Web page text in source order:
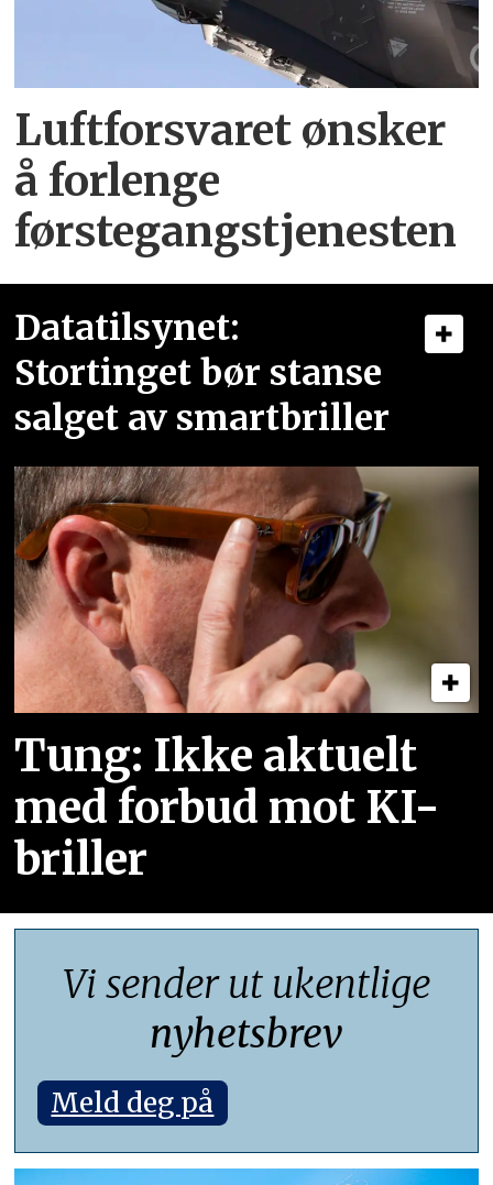
Luftforsvaret ønsker
å forlenge
førstegangstjenesten
Datatilsynet:
Stortinget bør stanse
salget av smartbriller
Tung: Ikke aktuelt
med forbud mot KI-
briller
Vi sender ut ukentlige
nyhetsbrev
Meld deg på